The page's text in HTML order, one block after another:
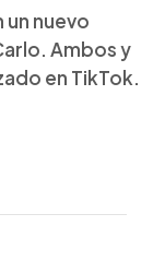
un nuevo
Ambos y
en TikTok.